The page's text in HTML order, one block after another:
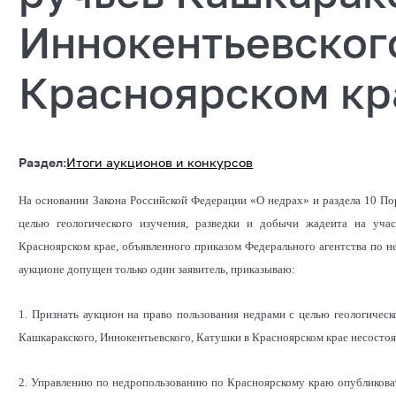
Красноярском
Раздел:Итоги аукционов и конкурсов
На основании Закона Российской Федерации «О недрах» и раздела 10
целью геологического изучения, разведки и добычи жадеита на
Красноярском крае, объявленного приказом Федерального агентства
аукционе допущен только один заявитель, приказываю:
1. Признать аукцион на право пользования недрами с целью
Кашкаракского, Иннокентьевского, Катушки в Красноярском крае
2. Управлению по недропользованию по Красноярскому краю